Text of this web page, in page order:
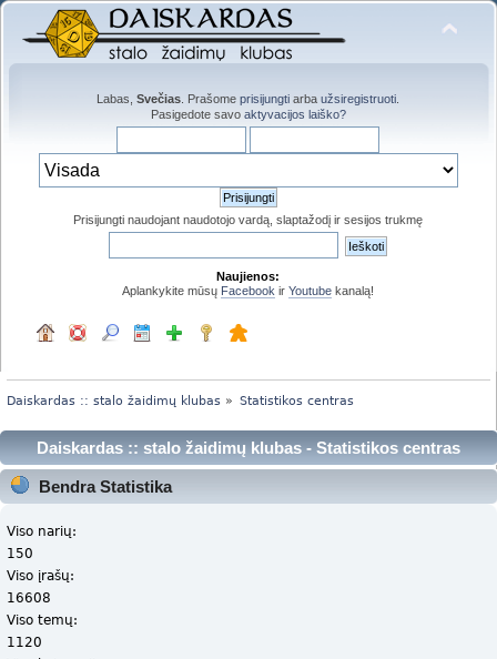
Labas,Svečias . Prašomeprisijungti arbaužsiregistruoti
Pasigedote savo aktyvacijos laiško?
Prisijungti naudojant naudotojo vardą, slaptažodį ir sesijos trukmę
Naujienos:
Aplankykite mūsų Facebook irYoutube kanalą!
Daiskardas :: stalo žaidimų klubas » Statistikos centras
Daiskardas :: stalo žaidimų klubas - Statistikos centras
Bendra Statistika
Viso narių:
150
Viso įrašų:
16608
Viso temų:
1120